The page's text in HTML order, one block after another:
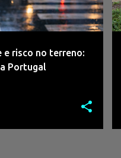
e risco no terreno:
Portugal